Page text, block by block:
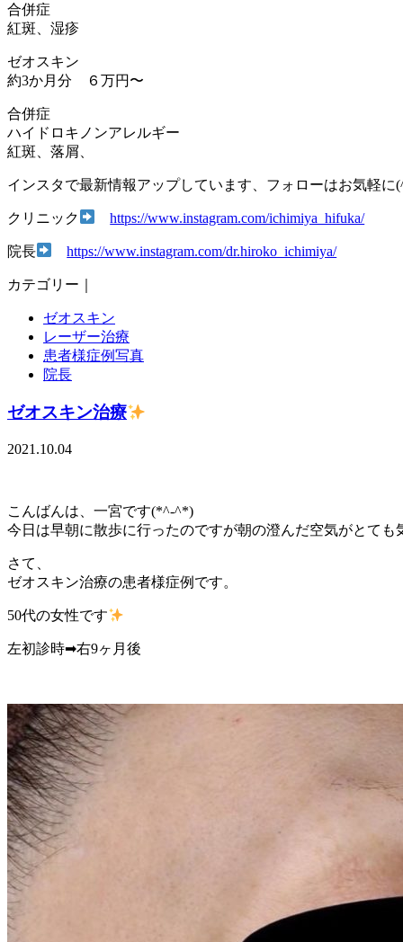
合併症
紅斑、湿疹
ゼオスキン
約3か月分 ６万円〜
合併症
ハイドロキノンアレルギー
紅斑、落屑、
インスタで最新情報アップしています、フォローはお気軽に
クリニック https://www.instagram.com/ichimiya_hifuka/
院長 https://www.instagram.com/dr.hiroko_ichimiya/
カテゴリー｜
ゼオスキン
レーザー治療
患者様症例写真
院長
ゼオスキン治療
2021.10.04
こんばんは、一宮です(*^-^*)
今日は早朝に散歩に行ったのですが朝の澄んだ空気がとても
さて、
ゼオスキン治療の患者様症例です。
50代の女性です
左初診時➡︎右9ヶ月後